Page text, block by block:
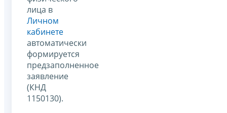
лица в
Личном
кабинете
автоматически
формируется
предзаполненное
заявление
(КНД
1150130).